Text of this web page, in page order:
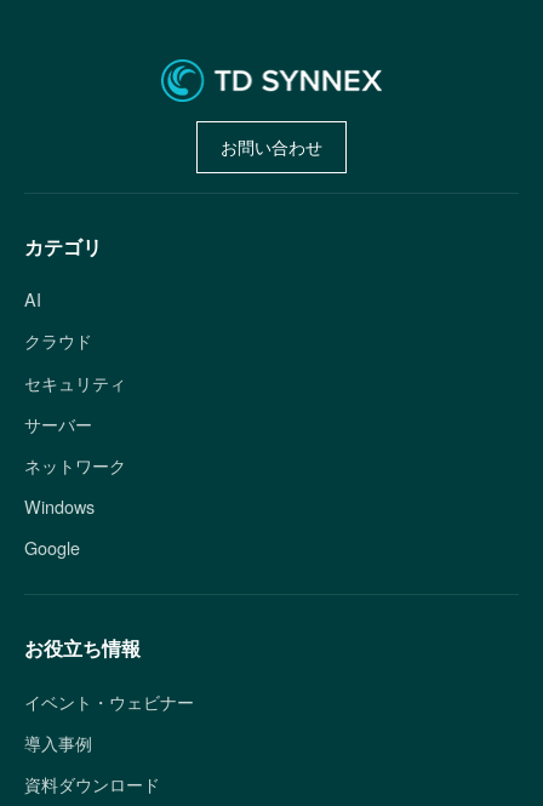
お問い合わせ
カテゴリ
AI
クラウド
セキュリティ
サーバー
ネットワーク
Windows
Google
お役立ち情報
イベント・ウェビナー
導入事例
資料ダウンロード